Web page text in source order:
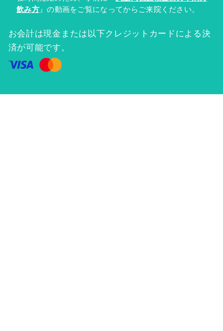
飲み方』の動画をご覧になってからご来院ください。
お会計は現金または以下クレジットカードによる決
済が可能です。